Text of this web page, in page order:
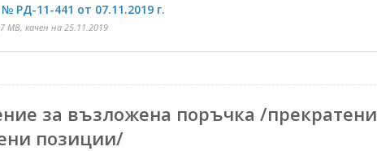
РД-11-441 от 07.11.2019 г.
MB, качен на 25.11.2019
за възложена поръчка /прекратени
позиции/